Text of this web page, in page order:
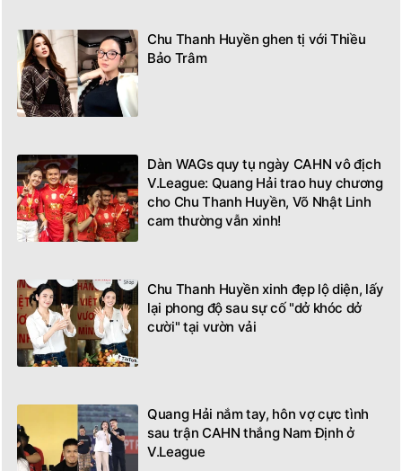
Chu Thanh Huyền ghen tị với Thiều
Bảo Trâm
Dàn WAGs quy tụ ngày CAHN vô địch
V.League: Quang Hải trao huy chương
cho Chu Thanh Huyền, Võ Nhật Linh
cam thường vẫn xinh!
Chu Thanh Huyền xinh đẹp lộ diện, lấy
lại phong độ sau sự cố "dở khóc dở
cười" tại vườn vải
Quang Hải nắm tay, hôn vợ cực tình
sau trận CAHN thắng Nam Định ở
V.League